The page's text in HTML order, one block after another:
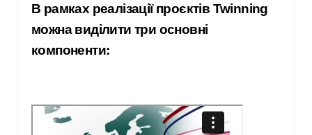
В рамках реалізації проєктів Twinning
можна виділити три основні
компоненти: